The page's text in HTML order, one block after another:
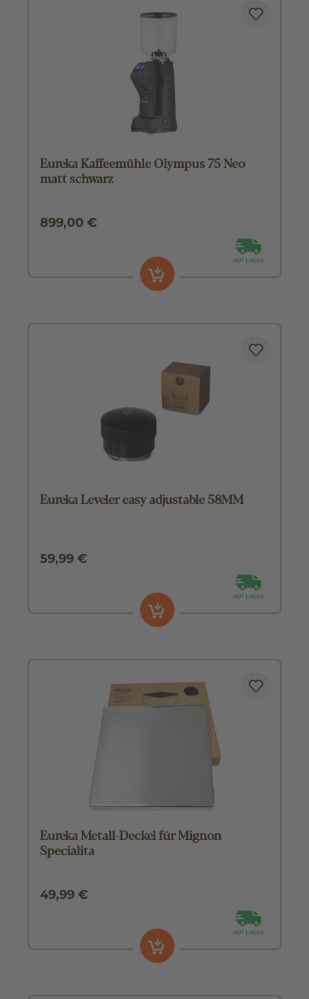
Eureka Kaffeemühle Olympus 75 Neo
matt schwarz
899,00 €
Eureka Leveler easy adjustable 58MM
59,99 €
Eureka Metall-Deckel für Mignon
Specialita
49,99 €